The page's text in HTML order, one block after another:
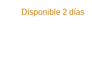
Disponible 2 días